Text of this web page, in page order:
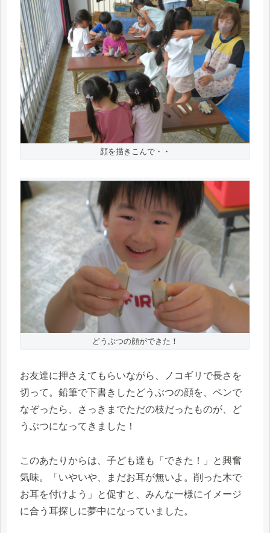
顔を描きこんで・・
どうぶつの顔ができた！
お友達に押さえてもらいながら、ノコギリで長さを
切って。鉛筆で下書きしたどうぶつの顔を、ペンで
なぞったら、さっきまでただの枝だったものが、ど
うぶつになってきました！
このあたりからは、子ども達も「できた！」と興奮
気味。「いやいや、まだお耳が無いよ。削った木で
お耳を付けよう」と促すと、みんな一様にイメージ
に合う耳探しに夢中になっていました。